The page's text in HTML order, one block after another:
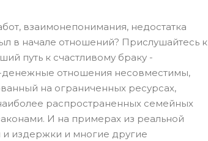
взаимонепонимания, недостатка
в начале отношений? Прислушайтесь к
путь к счастливому браку -
денежные отношения несовместимы,
на ограниченных ресурсах,
распространенных семейных
И на примерах из реальной
издержки и многие другие